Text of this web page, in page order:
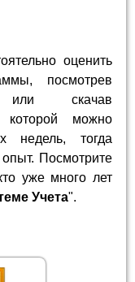
оценить
посмотрев
или скачав
которой можно
недель, тогда
Посмотрите
уже много лет
Учета".